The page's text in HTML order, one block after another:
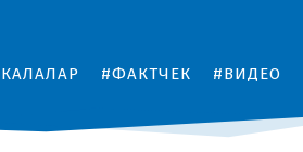
#ФАКТЧЕК #ВИДЕО